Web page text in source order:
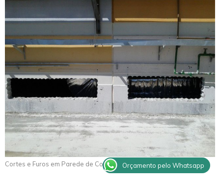
Cortes e Furos em Parede de Concreto PiedadeOrçamento pelo Whatsapp